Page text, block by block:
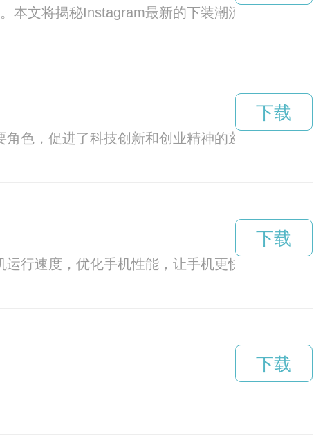
本文将揭秘Instagram最新的下装潮流，让你成为时
色，促进了科技创新和创业精神的蓬勃发展。
下载
行速度，优化手机性能，让手机更快更顺畅。
下载
下载